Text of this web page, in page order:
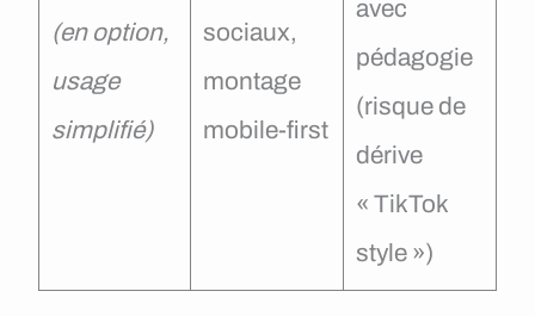
(en option,
usage
simplifié)
sociaux,
montage
mobile-first
avec
pédagogie
(risque de
dérive
« TikTok
style »)